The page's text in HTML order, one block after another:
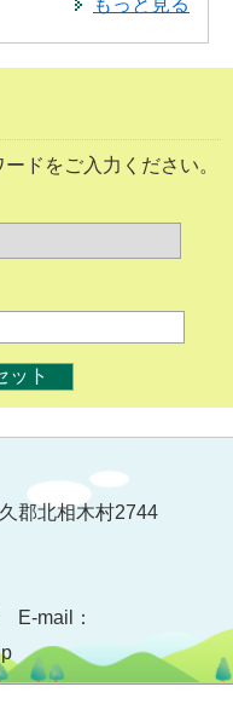
もっと見る
ドをご入力ください。
郡北相木村2744
E-mail：